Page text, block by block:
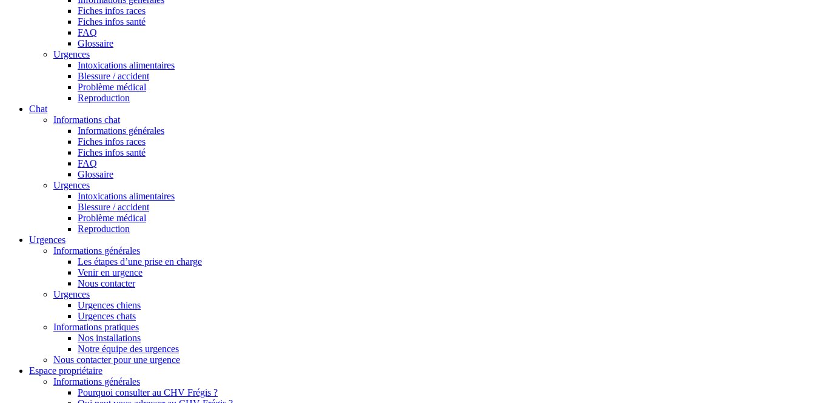
Fiches infos races
Fiches infos santé
FAQ
Glossaire
Urgences
Intoxications alimentaires
Blessure / accident
Problème médical
Reproduction
Chat
Informations chat
Informations générales
Fiches infos races
Fiches infos santé
FAQ
Glossaire
Urgences
Intoxications alimentaires
Blessure / accident
Problème médical
Reproduction
Urgences
Informations générales
Les étapes d’une prise en charge
Venir en urgence
Nous contacter
Urgences
Urgences chiens
Urgences chats
Informations pratiques
Nos installations
Notre équipe des urgences
Nous contacter pour une urgence
Espace propriétaire
Informations générales
Pourquoi consulter au CHV Frégis ?